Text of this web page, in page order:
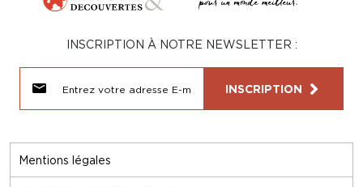
Mentions légales
INSCRIPTION À NOTRE NEWSLETTER :
INSCRIPTION